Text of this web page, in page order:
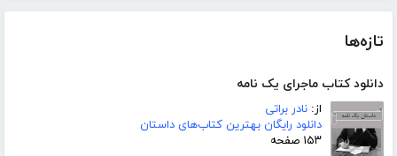
تازه‌ها
دانلود کتاب ماجرای یک نامه
از: نادر براتی
دانلود رایگان بهترین کتاب‌های داستان
۱۵۳ صفحه